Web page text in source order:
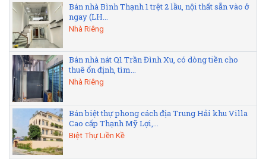
Bán nhà Bình Thạnh 1 trệt 2 lầu, nội thất sẵn vào ở
ngay (LH...
Nhà Riêng
Bán nhà nát Q1 Trần Đình Xu, có dòng tiền cho
thuê ổn định, tìm...
Nhà Riêng
Bán biệt thự phong cách địa Trung Hải khu Villa
Cao cấp Thạnh Mỹ Lợi,...
Biệt Thự Liền Kề